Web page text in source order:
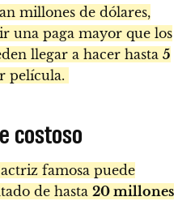
millones de dólares,
una paga mayor que los
llegar a hacer hasta 5
película.
costoso
famosa puede
de hasta 20 millones